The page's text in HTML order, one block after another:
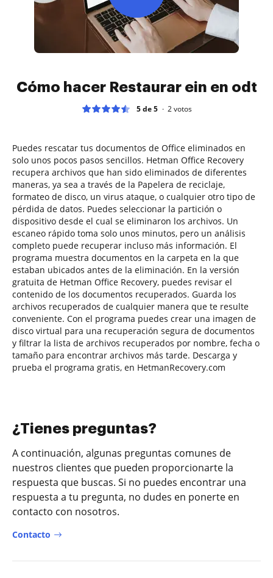
Cómo hacer Restaurar ein en odt
5 de 5 2votos
Puedes rescatar tus documentos de Office eliminados en
solo unos pocos pasos sencillos. Hetman Office Recovery
recupera archivos que han sido eliminados de diferentes
maneras, ya sea a través de la Papelera de reciclaje,
formateo de disco, un virus ataque, o cualquier otro tipo de
pérdida de datos. Puedes seleccionar la partición o
dispositivo desde el cual se eliminaron los archivos. Un
escaneo rápido toma solo unos minutos, pero un análisis
completo puede recuperar incluso más información. El
programa muestra documentos en la carpeta en la que
estaban ubicados antes de la eliminación. En la versión
gratuita de Hetman Office Recovery, puedes revisar el
contenido de los documentos recuperados. Guarda los
archivos recuperados de cualquier manera que te resulte
conveniente. Con el programa puedes crear una imagen de
disco virtual para una recuperación segura de documentos
y filtrar la lista de archivos recuperados por nombre, fecha o
tamaño para encontrar archivos más tarde. Descarga y
prueba el programa gratis, en HetmanRecovery.com
¿Tienes preguntas?
A continuación, algunas preguntas comunes de
nuestros clientes que pueden proporcionarte la
respuesta que buscas. Si no puedes encontrar una
respuesta a tu pregunta, no dudes en ponerte en
contacto con nosotros.
Contacto